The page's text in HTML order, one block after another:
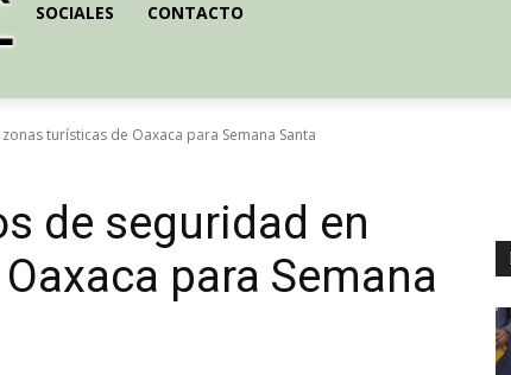
SOCIALES CONTACTO
turísticas de Oaxaca para Semana Santa
de seguridad en
para Semana